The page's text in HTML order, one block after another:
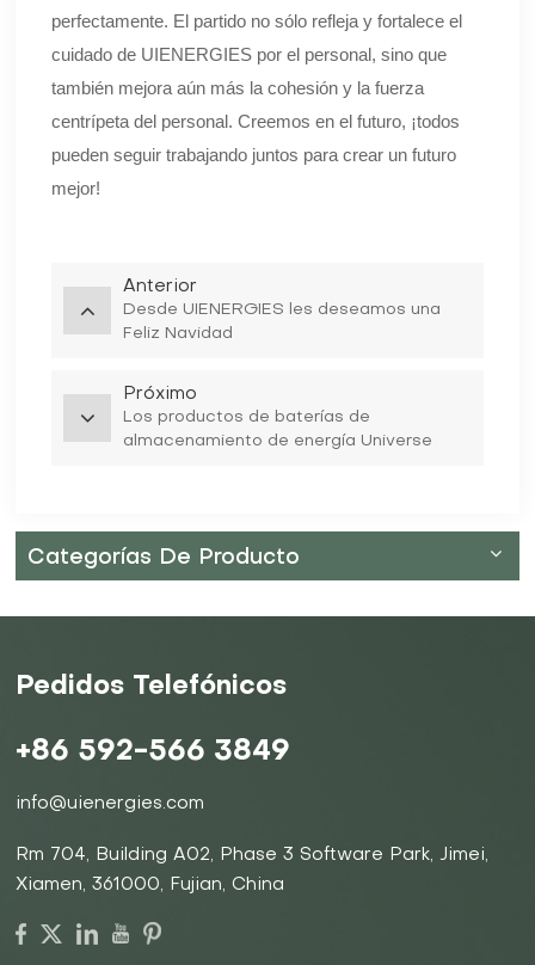
perfectamente. El partido no sólo refleja y fortalece el
cuidado de UIENERGIES por el personal, sino que
también mejora aún más la cohesión y la fuerza
centrípeta del personal. Creemos en el futuro, ¡todos
pueden seguir trabajando juntos para crear un futuro
mejor!
Anterior
Desde UIENERGIES les deseamos una
Feliz Navidad
Próximo
Los productos de baterías de
almacenamiento de energía Universe
Categorías De Producto
Pedidos Telefónicos
+86 592-566 3849
info@uienergies.com
Rm 704, Building A02, Phase 3 Software Park, Jimei,
Xiamen, 361000, Fujian, China